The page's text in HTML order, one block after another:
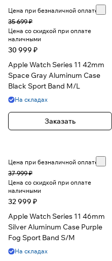
Цена при безналичной оплате
35 699 ₽
Цена со скидкой при оплате
наличными
30 999 ₽
Apple Watch Series 11 42mm
Space Gray Aluminum Case
Black Sport Band M/L
На складах
Заказать
Цена при безналичной оплате
37 999 ₽
Цена со скидкой при оплате
наличными
32 999 ₽
Apple Watch Series 11 46mm
Silver Aluminum Case Purple
Fog Sport Band S/M
На складах